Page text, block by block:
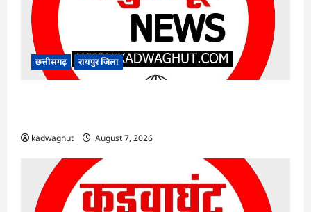
छत्तीसगढ़ रायपुर जिला
kadwaghut August 7, 2026